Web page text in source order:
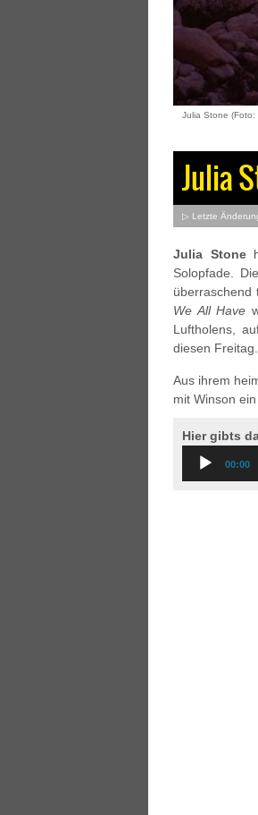
Julia Stone (Foto:
Julia
▷ Letzte
Julia Stone
Solopfade.
überraschend
We All Have
Luftholens,
diesen Freitag.
Aus ihrem
mit Winson
Hier gibts
Audio
Player
00:00